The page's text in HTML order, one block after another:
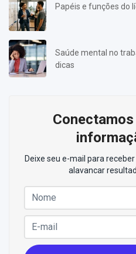
Papéis e funções do
Saúde mental no
dicas
Deixe seu e-mail para
alavancar